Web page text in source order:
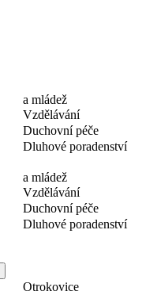
a mládež
Vzdělávání
Duchovní péče
Dluhové poradenství
a mládež
Vzdělávání
Duchovní péče
Dluhové poradenství
Otrokovice